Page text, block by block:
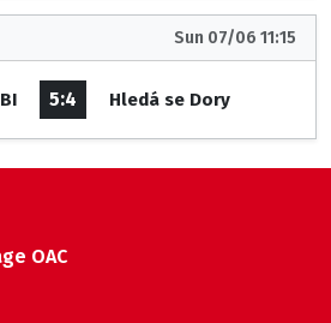
Sun 07/06 11:15
5:4 Hledá se Dory
OAC